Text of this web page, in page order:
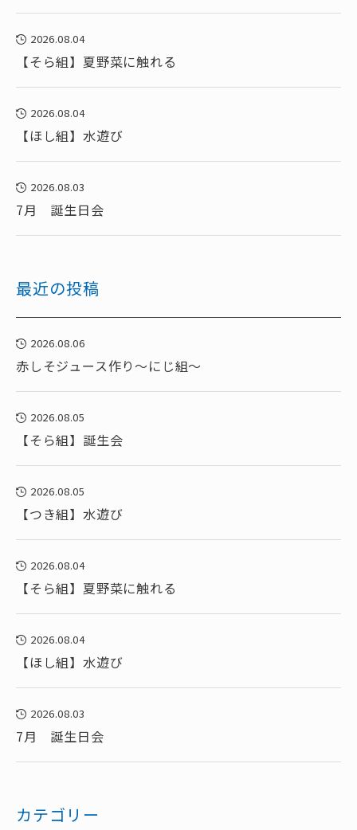
2026.08.04
【そら組】夏野菜に触れる
2026.08.04
【ほし組】水遊び
2026.08.03
7月 誕生日会
最近の投稿
2026.08.06
赤しそジュース作り～にじ組～
2026.08.05
【そら組】誕生会
2026.08.05
【つき組】水遊び
2026.08.04
【そら組】夏野菜に触れる
2026.08.04
【ほし組】水遊び
2026.08.03
7月 誕生日会
カテゴリー